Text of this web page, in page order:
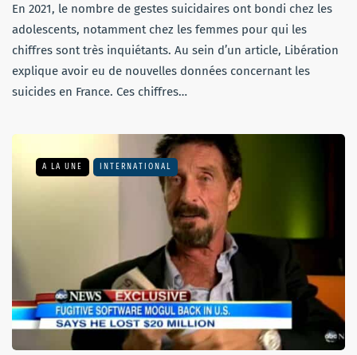
En 2021, le nombre de gestes suicidaires ont bondi chez les
adolescents, notamment chez les femmes pour qui les
chiffres sont très inquiétants. Au sein d’un article, Libération
explique avoir eu de nouvelles données concernant les
suicides en France. Ces chiffres…
A LA UNE INTERNATIONAL